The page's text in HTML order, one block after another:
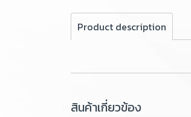
Product description
สินค้าเกี่ยวข้อง